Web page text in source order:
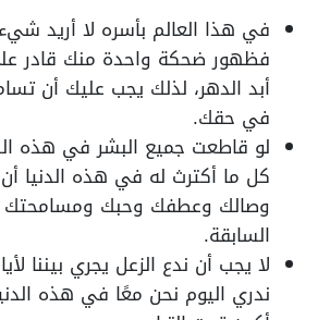
في هذا العالم بأسره لا أريد
فظهور ضحكة واحدة منك قادر
أبد الدهر، لذلك يجب عليك أن
في حقك.
لو قاطعت جميع البشر في هذه
كل ما أكترث له في هذه الدنيا
وصالك وعطفك وحبك
السابقة.
لا يجب أن ندع الزعل يجري بيننا
ندري اليوم نحن معًا في هذه